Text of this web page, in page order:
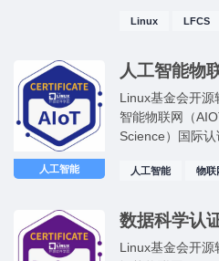
Linux LFCS
人工智能
人工智能物
Linux基金会开源
智能物联网（
Science）国际认
人工智能 物联
数据科学认
Linux基金会开源